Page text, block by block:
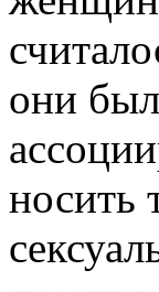
они
носить